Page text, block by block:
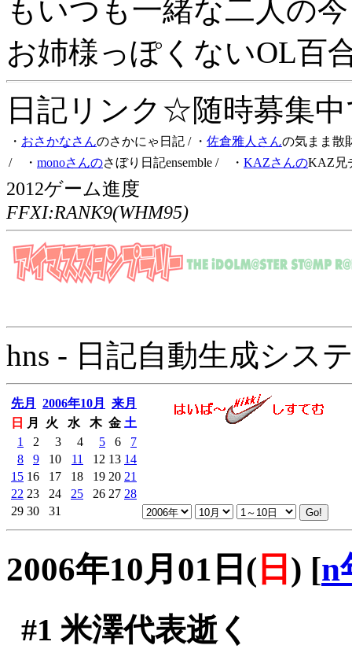
もいつも一緒な二人の
お姉様っぽくないOL百
日記リンク☆随時募集
・ おさかなさんのさかにゃ日記 / ・ 佐倉雅人さんの気まま散
/ ・ monoさんのさぼり日記ensemble / ・ KAZさんのKAZ兄
2012ゲーム進度
FFXI:RANK9(WHM95)
hns - 日記自動生成シス
先月 2006年10月
来月
日
月 火 水 木 金 土
1
2 3 4 5 6
7
8
9 10 11 12 13 14
15 16 17 18 19 20 21
22 23 24 25 26 27 28
29 30 31
2006年10月01日( 日 ) [n
#1 米澤代表逝く